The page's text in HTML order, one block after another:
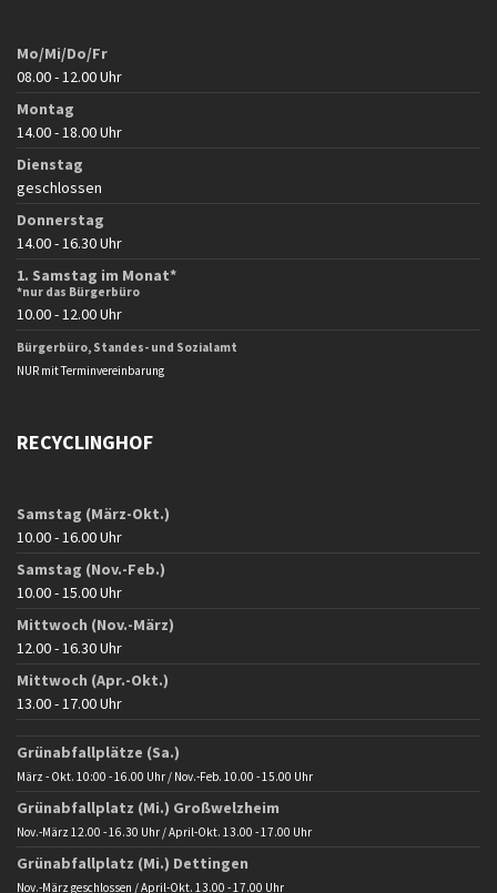
Mo/Mi/Do/Fr
08.00 - 12.00 Uhr
Montag
14.00 - 18.00 Uhr
Dienstag
geschlossen
Donnerstag
14.00 - 16.30 Uhr
1. Samstag im Monat*
*nur das Bürgerbüro
10.00 - 12.00 Uhr
Bürgerbüro, Standes- und Sozialamt
NUR mit Terminvereinbarung
RECYCLINGHOF
Samstag (März-Okt.)
10.00 - 16.00 Uhr
Samstag (Nov.-Feb.)
10.00 - 15.00 Uhr
Mittwoch (Nov.-März)
12.00 - 16.30 Uhr
Mittwoch (Apr.-Okt.)
13.00 - 17.00 Uhr
Grünabfallplätze (Sa.)
März - Okt. 10:00 - 16.00 Uhr / Nov.-Feb. 10.00 - 15.00 Uhr
Grünabfallplatz (Mi.) Großwelzheim
Nov.-März 12.00 - 16.30 Uhr / April-Okt. 13.00 - 17.00 Uhr
Grünabfallplatz (Mi.) Dettingen
Nov.-März geschlossen / April-Okt. 13.00 - 17.00 Uhr